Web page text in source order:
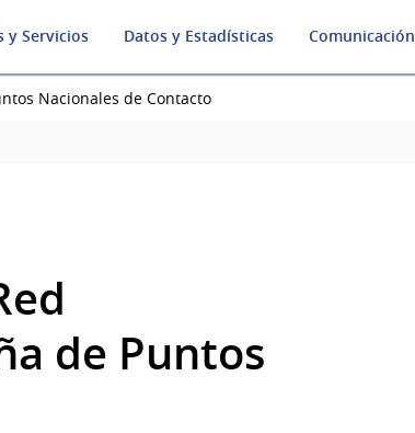
y Servicios Datos y Estadísticas Comunicación
Nacionales de Contacto
de Puntos